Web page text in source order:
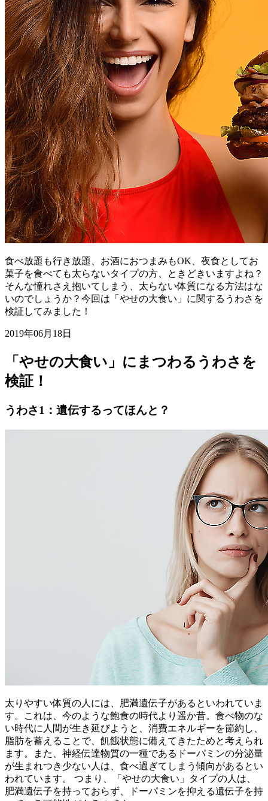
食べ放題も行き放題、お酒におつまみもOK、夜食としてお
菓子を食べても太らないタイプの方、ときどきいますよね？
そんな憧れさえ抱いてしまう、太らない体質になる方法はな
いのでしょうか？今回は「やせの大食い」に関するうわさを
検証してみました！
2019年06月18日
「やせの大食い」にまつわるうわさを
検証！
うわさ1：遺伝するってほんと？
太りやすい体質の人には、肥満遺伝子があるといわれていま
す。これは、今のような飽食の時代より遥か昔。食べ物のな
い時代に人間が生き延びようと、消費エネルギーを節約し、
脂肪を蓄えることで、飢餓状態に備えてきたためと考えられ
ます。また、神経伝達物質の一種であるドーパミンの分泌量
が生まれつき少ない人は、食べ過ぎてしまう傾向があるとい
われています。 つまり、「やせの大食い」タイプの人は、
肥満遺伝子を持っておらず、ドーパミンを抑える遺伝子を持